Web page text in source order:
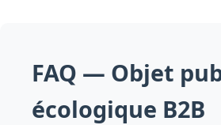
FAQ — Objet
écologique B2B